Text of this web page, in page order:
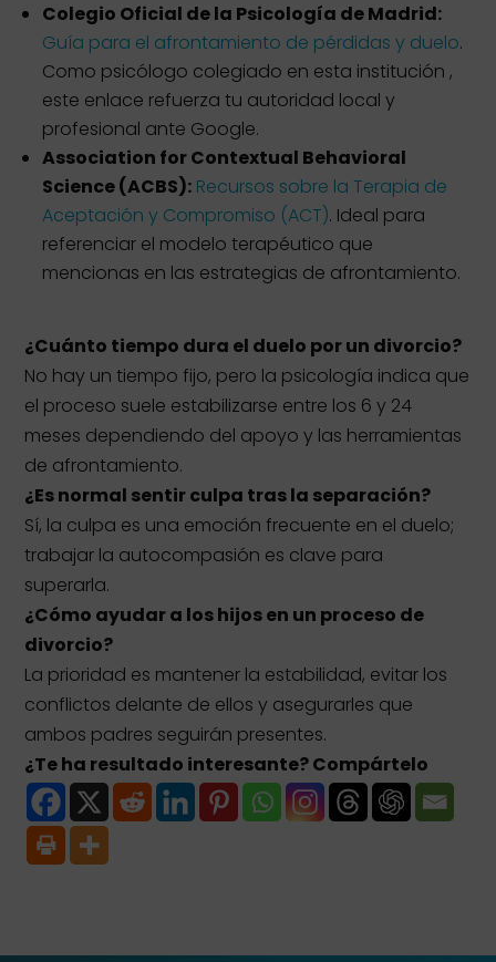
Colegio Oficial de la Psicología de Madrid:
Guía para el afrontamiento de pérdidas y duelo.
Como psicólogo colegiado en esta institución ,
este enlace refuerza tu autoridad local y
profesional ante Google.
Association for Contextual Behavioral
Science (ACBS): Recursos sobre la Terapia de
Aceptación y Compromiso (ACT). Ideal para
referenciar el modelo terapéutico que
mencionas en las estrategias de afrontamiento.
¿Cuánto tiempo dura el duelo por un divorcio?
No hay un tiempo fijo, pero la psicología indica que
el proceso suele estabilizarse entre los 6 y 24
meses dependiendo del apoyo y las herramientas
de afrontamiento.
¿Es normal sentir culpa tras la separación?
Sí, la culpa es una emoción frecuente en el duelo;
trabajar la autocompasión es clave para
superarla.
¿Cómo ayudar a los hijos en un proceso de
divorcio?
La prioridad es mantener la estabilidad, evitar los
conflictos delante de ellos y asegurarles que
ambos padres seguirán presentes.
¿Te ha resultado interesante? Compártelo